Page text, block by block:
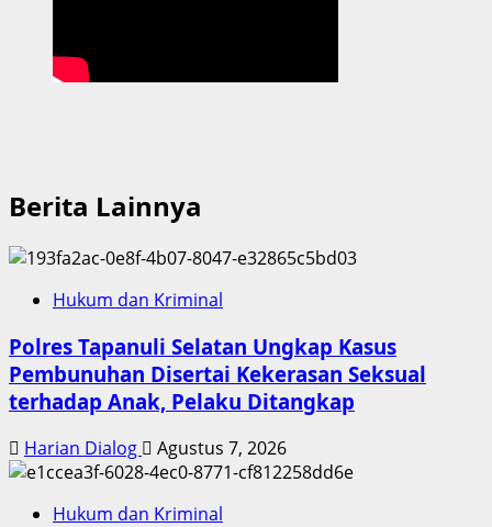
Berita Lainnya
Hukum dan Kriminal
Polres Tapanuli Selatan Ungkap Kasus
Pembunuhan Disertai Kekerasan Seksual
terhadap Anak, Pelaku Ditangkap
Harian Dialog Agustus 7, 2026
Hukum dan Kriminal